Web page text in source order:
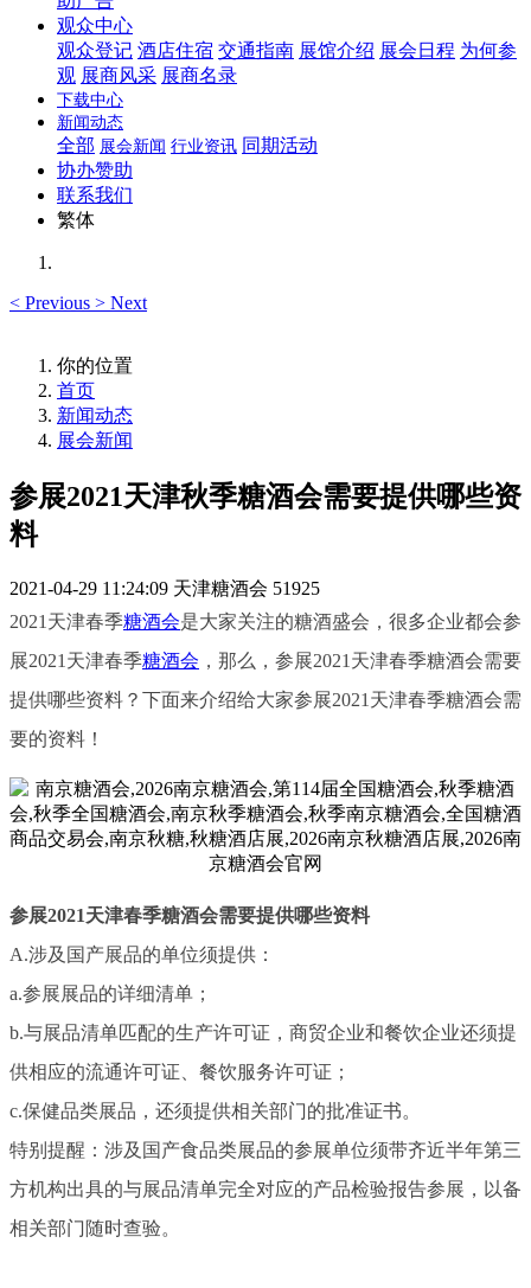
观众中心
观众登记 酒店住宿 交通指南 展馆介绍 展会日程 为何参
观 展商风采 展商名录
下载中心
新闻动态
全部 展会新闻 行业资讯 同期活动
协办赞助
联系我们
繁体
< Previous > Next
你的位置
首页
新闻动态
展会新闻
参展2021天津秋季糖酒会需要提供哪些资
料
2021-04-29 11:24:09 天津糖酒会 51925
2021天津春季糖酒会是大家关注的糖酒盛会，很多企业都会参
展2021天津春季糖酒会 ，那么，参展2021天津春季糖酒会需要
提供哪些资料？下面来介绍给大家参展2021天津春季糖酒会需
要的资料！
参展2021天津春季糖酒会需要提供哪些资料
A.涉及国产展品的单位须提供：
a.参展展品的详细清单；
b.与展品清单匹配的生产许可证，商贸企业和餐饮企业还须提
供相应的流通许可证、餐饮服务许可证；
c.保健品类展品，还须提供相关部门的批准证书。
特别提醒：涉及国产食品类展品的参展单位须带齐近半年第三
方机构出具的与展品清单完全对应的产品检验报告参展，以备
相关部门随时查验。